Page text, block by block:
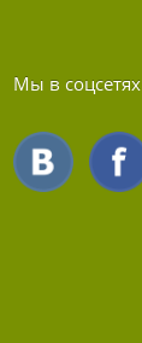
Мы в соцсетях